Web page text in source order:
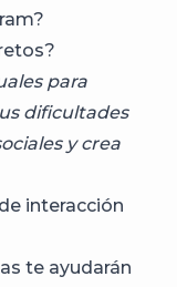
para
dificultades
y crea
interacción
te ayudarán